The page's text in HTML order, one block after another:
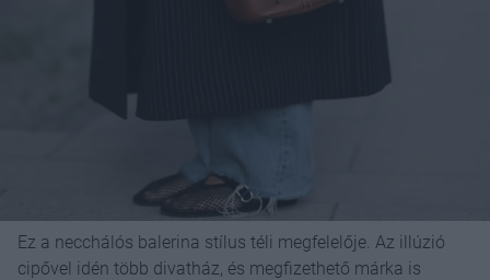
Ez a necchálós balerina stílus téli megfelelője. Az illúzió
cipővel idén több divatház, és megfizethető márka is